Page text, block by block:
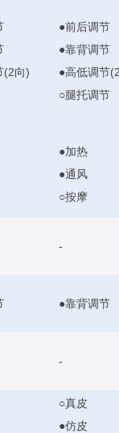
(2向)
●前后调节
●靠背调节
●高低调节
○腿托调节
●加热
●通风
○按摩
-
●靠背调节
-
○真皮
●仿皮